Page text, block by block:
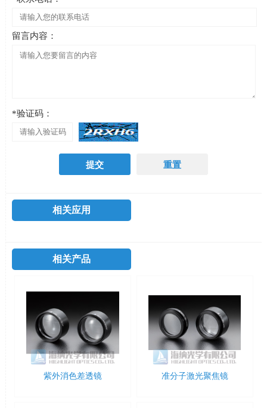
留言内容：
*验证码：
相关应用
相关产品
紫外消色差透镜 准分子激光聚焦镜